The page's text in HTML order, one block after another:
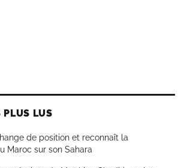
PLUS LUS
de position et reconnaît la
Maroc sur son Sahara